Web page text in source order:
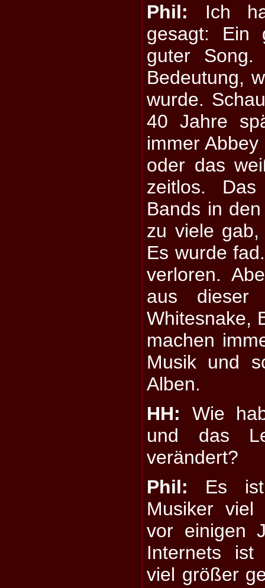
Phil: Ich
gesagt: Ein
guter
Bedeutung,
wurde.
40 Jahre
immer
oder das
zeitlos.
Bands in
zu viele
Es wurde
verloren.
aus dieser
Whitesnake,
machen
Musik und
Alben.
HH: Wie
und das
verändert?
Phil: Es ist
Musiker viel
vor einigen
Internets
viel größer